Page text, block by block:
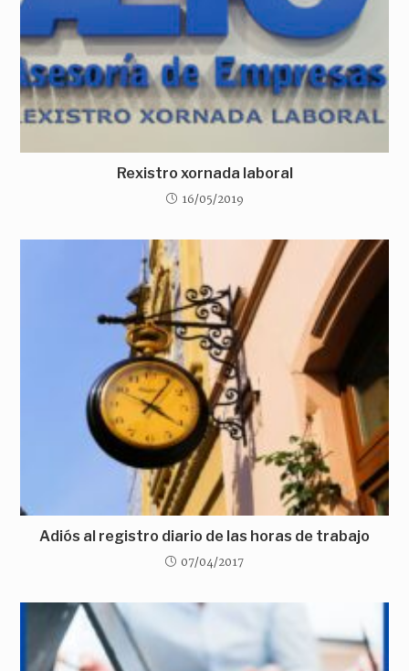
Rexistro xornada laboral
16/05/2019
Adiós al registro diario de las horas de trabajo
07/04/2017